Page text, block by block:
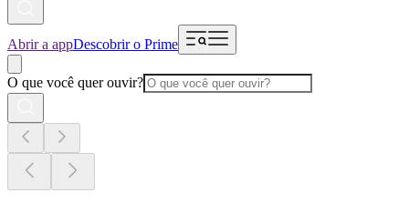
Abrir a appDescobrir o Prime
O que você quer ouvir?